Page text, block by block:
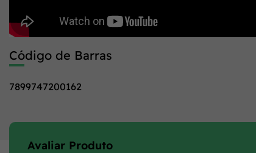
Código de Barras
7899747200162
Avaliar Produto